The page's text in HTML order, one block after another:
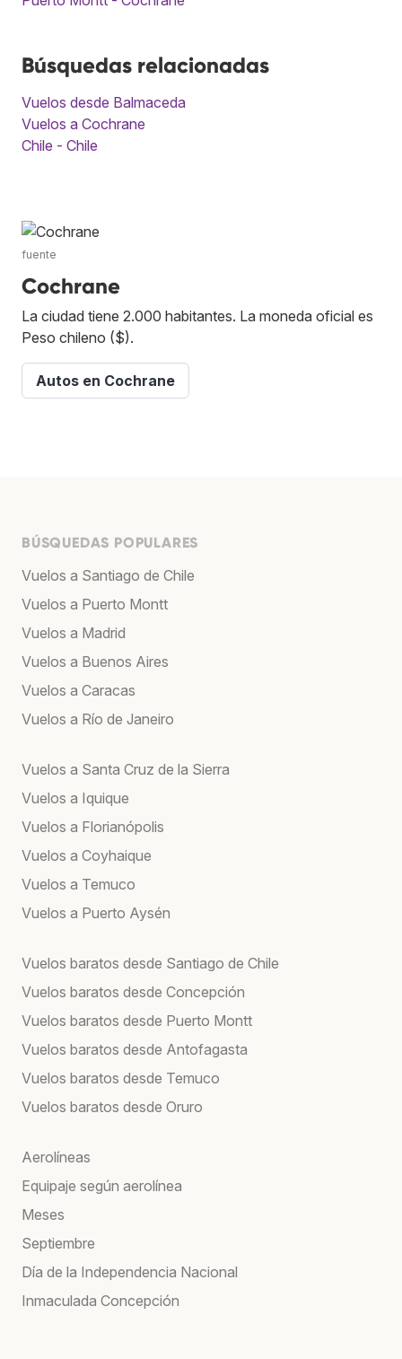
Búsquedas relacionadas
Vuelos desde Balmaceda
Vuelos a Cochrane
Chile - Chile
fuente
Cochrane
La ciudad tiene 2.000 habitantes. La moneda oficial es
Peso chileno ($).
Autos en Cochrane
BÚSQUEDAS POPULARES
Vuelos a Santiago de Chile
Vuelos a Puerto Montt
Vuelos a Madrid
Vuelos a Buenos Aires
Vuelos a Caracas
Vuelos a Río de Janeiro
Vuelos a Santa Cruz de la Sierra
Vuelos a Iquique
Vuelos a Florianópolis
Vuelos a Coyhaique
Vuelos a Temuco
Vuelos a Puerto Aysén
Vuelos baratos desde Santiago de Chile
Vuelos baratos desde Concepción
Vuelos baratos desde Puerto Montt
Vuelos baratos desde Antofagasta
Vuelos baratos desde Temuco
Vuelos baratos desde Oruro
Aerolíneas
Equipaje según aerolínea
Meses
Septiembre
Día de la Independencia Nacional
Inmaculada Concepción